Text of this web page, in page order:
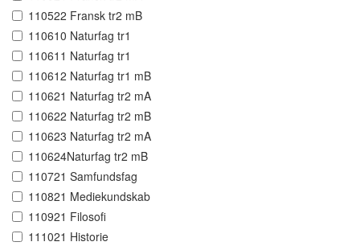
110522 Fransk tr2 mB
110610 Naturfag tr1
110611 Naturfag tr1
110612 Naturfag tr1 mB
110621 Naturfag tr2 mA
110622 Naturfag tr2 mB
110623 Naturfag tr2 mA
110624Naturfag tr2 mB
110721 Samfundsfag
110821 Mediekundskab
110921 Filosofi
111021 Historie